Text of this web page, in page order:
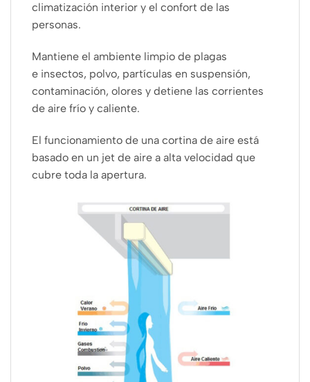
climatización interior y el confort de las
personas.
Mantiene el ambiente limpio de plagas
e insectos, polvo, partículas en suspensión,
contaminación, olores y detiene las corrientes
de aire frío y caliente.
El funcionamiento de una cortina de aire está
basado en un jet de aire a alta velocidad que
cubre toda la apertura.